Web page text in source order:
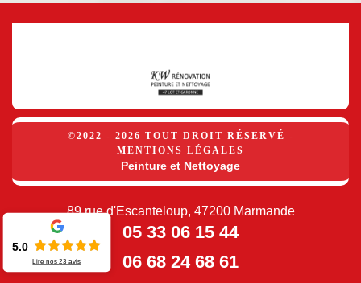
©2022 - 2026 TOUT DROIT RÉSERVÉ -
MENTIONS LÉGALES
Peinture et Nettoyage
89 rue d'Escanteloup, 47200 Marmande
05 33 06 15 44
06 68 24 68 61
5.0
Lire nos23 avis